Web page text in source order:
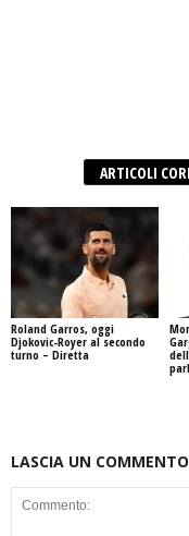
ARTICOLI
Roland Garros, oggi
Djokovic-Royer al secondo
turno – Diretta
LASCIA UN COMMENTO